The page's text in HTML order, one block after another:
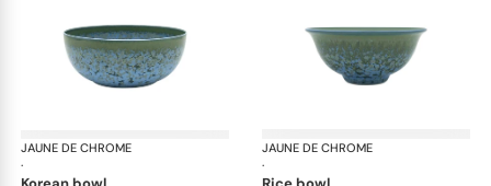
JAUNE DE CHROME
·
NymphéaJAUNE DE CHROME
·